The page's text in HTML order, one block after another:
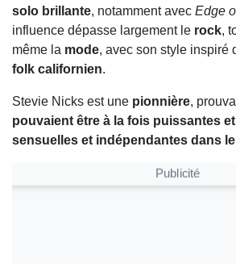
solo brillante, notamment avec Edge
influence dépasse largement le rock,
même la mode, avec son style inspiré
folk californien.
Stevie Nicks est une pionnière,
pouvaient être à la fois puissantes
sensuelles et indépendantes dans
Publicité